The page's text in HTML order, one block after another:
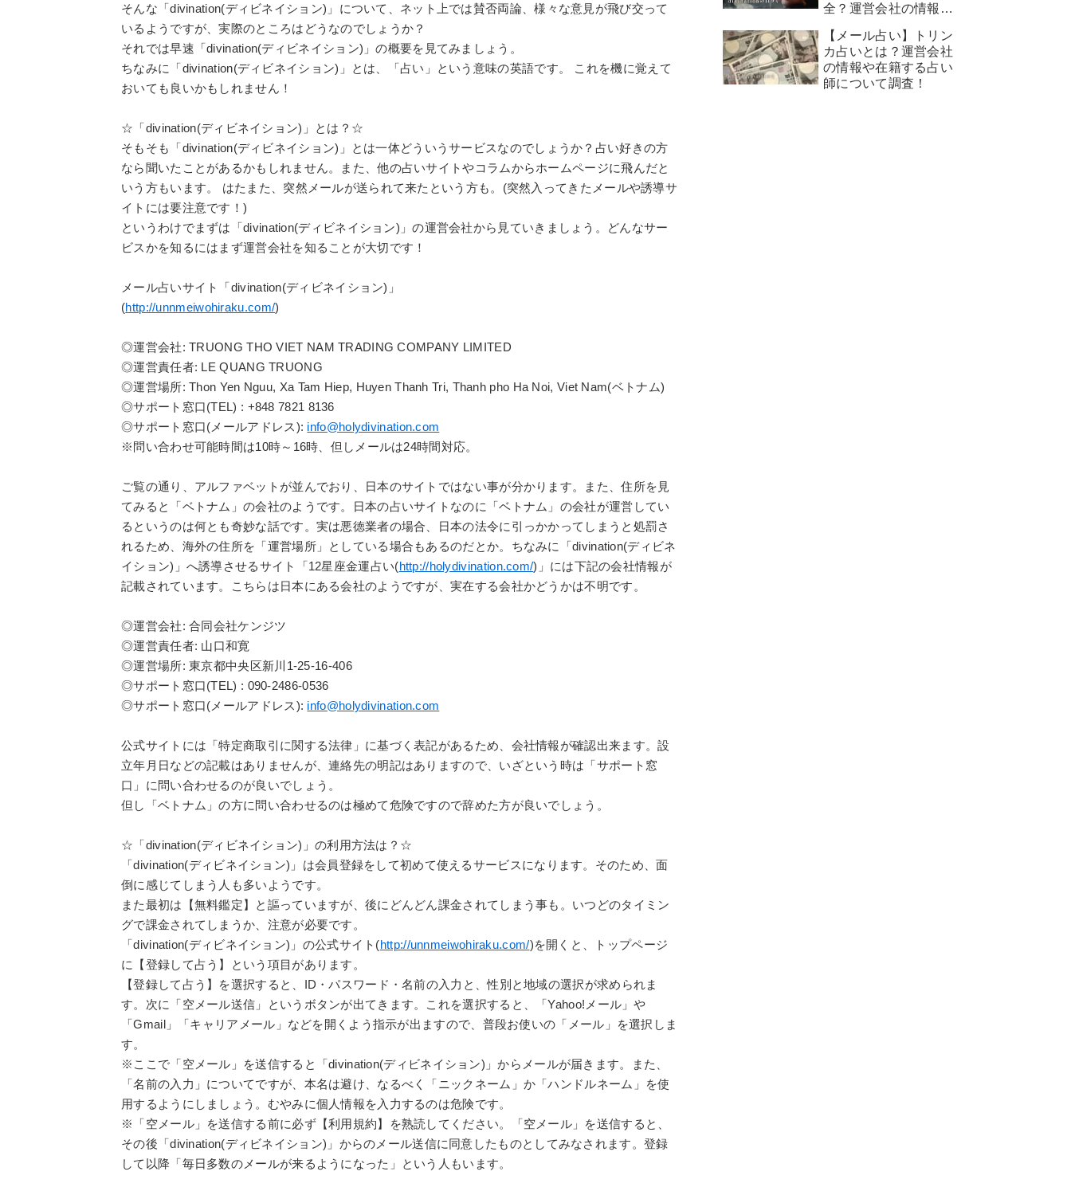
そんな「divination(ディビネイション)」について、ネット上では賛否両論、様々な意見が飛び交って
いるようですが、実際のところはどうなのでしょうか？
それでは早速「divination(ディビネイション)」の概要を見てみましょう。
ちなみに「divination(ディビネイション)」とは、「占い」という意味の英語です。 これを機に覚えて
おいても良いかもしれません！
☆「divination(ディビネイション)」とは？☆
そもそも「divination(ディビネイション)」とは一体どういうサービスなのでしょうか？占い好きの方
なら聞いたことがあるかもしれません。また、他の占いサイトやコラムからホームページに飛んだと
いう方もいます。 はたまた、突然メールが送られて来たという方も。(突然入ってきたメールや誘導サ
イトには要注意です！)
というわけでまずは「divination(ディビネイション)」の運営会社から見ていきましょう。どんなサー
ビスかを知るにはまず運営会社を知ることが大切です！
メール占いサイト「divination(ディビネイション)」
(http://unnmeiwohiraku.com/)
◎運営会社: TRUONG THO VIET NAM TRADING COMPANY LIMITED
◎運営責任者: LE QUANG TRUONG
◎運営場所: Thon Yen Nguu, Xa Tam Hiep, Huyen Thanh Tri, Thanh pho Ha Noi, Viet Nam(ベトナム)
◎サポート窓口(TEL) : +848 7821 8136
◎サポート窓口(メールアドレス): info@holydivination.com
※問い合わせ可能時間は10時～16時、但しメールは24時間対応。
ご覧の通り、アルファベットが並んでおり、日本のサイトではない事が分かります。また、住所を見
てみると「ベトナム」の会社のようです。日本の占いサイトなのに「ベトナム」の会社が運営してい
るというのは何とも奇妙な話です。実は悪徳業者の場合、日本の法令に引っかかってしまうと処罰さ
れるため、海外の住所を「運営場所」としている場合もあるのだとか。ちなみに「divination(ディビネ
イション)」へ誘導させるサイト「12星座金運占い(http://holydivination.com/)」には下記の会社情報が
記載されています。こちらは日本にある会社のようですが、実在する会社かどうかは不明です。
◎運営会社: 合同会社ケンジツ
◎運営責任者: 山口和寛
◎運営場所: 東京都中央区新川1-25-16-406
◎サポート窓口(TEL) : 090-2486-0536
◎サポート窓口(メールアドレス): info@holydivination.com
公式サイトには「特定商取引に関する法律」に基づく表記があるため、会社情報が確認出来ます。設
立年月日などの記載はありませんが、連絡先の明記はありますので、いざという時は「サポート窓
口」に問い合わせるのが良いでしょう。
但し「ベトナム」の方に問い合わせるのは極めて危険ですので辞めた方が良いでしょう。
☆「divination(ディビネイション)」の利用方法は？☆
「divination(ディビネイション)」は会員登録をして初めて使えるサービスになります。そのため、面
倒に感じてしまう人も多いようです。
また最初は【無料鑑定】と謳っていますが、後にどんどん課金されてしまう事も。いつどのタイミン
グで課金されてしまうか、注意が必要です。
「divination(ディビネイション)」の公式サイト(http://unnmeiwohiraku.com/)を開くと、トップページ
に【登録して占う】という項目があります。
【登録して占う】を選択すると、ID・パスワード・名前の入力と、性別と地域の選択が求められま
す。次に「空メール送信」というボタンが出てきます。これを選択すると、「Yahoo!メール」や
「Gmail」「キャリアメール」などを開くよう指示が出ますので、普段お使いの「メール」を選択しま
す。
※ここで「空メール」を送信すると「divination(ディビネイション)」からメールが届きます。また、
「名前の入力」についてですが、本名は避け、なるべく「ニックネーム」か「ハンドルネーム」を使
用するようにしましょう。むやみに個人情報を入力するのは危険です。
※「空メール」を送信する前に必ず【利用規約】を熟読してください。「空メール」を送信すると、
その後「divination(ディビネイション)」からのメール送信に同意したものとしてみなされます。登録
して以降「毎日多数のメールが来るようになった」という人もいます。
全？運営会社の情報や
て調査！
【メール占い】トリン
カ占いとは？運営会社
の情報や在籍する占い
師について調査！